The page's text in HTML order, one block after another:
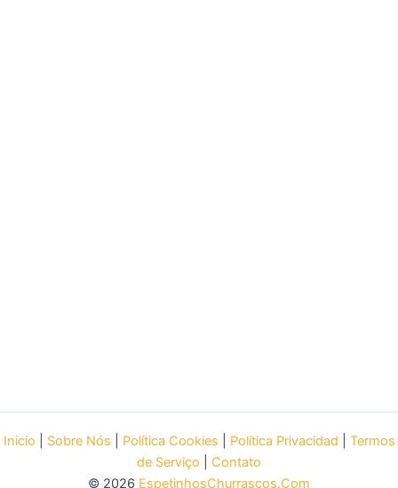
Inicio Sobre Nós Política Cookies Política Privacidad
Termos
de Serviço
Contato
© 2026 EspetinhosChurrascos.Com